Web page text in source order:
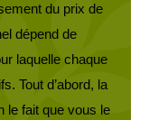
du prix de
dépend de
laquelle chaque
Tout d’abord, la
le fait que vous le